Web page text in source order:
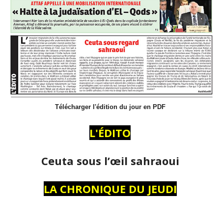
Télécharger l'édition du jour en PDF
L'ÉDITO
Ceuta sous l’œil sahraoui
LA CHRONIQUE DU JEUDI